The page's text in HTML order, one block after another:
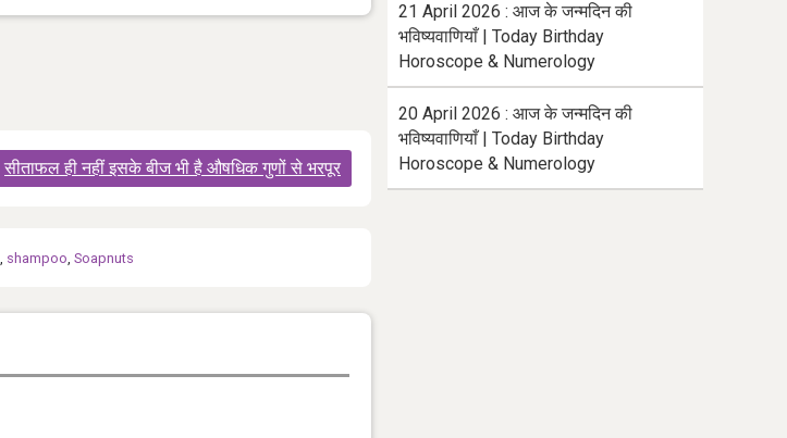
सीताफल ही नहीं इसके बीज भी है औषधिक गुणों से भरपूर
shampoo Soapnuts
21 April 2026 : आज के जन्मदिन की
भविष्यवाणियाँ | Today Birthday
Horoscope & Numerology
20 April 2026 : आज के जन्मदिन की
भविष्यवाणियाँ | Today Birthday
Horoscope & Numerology